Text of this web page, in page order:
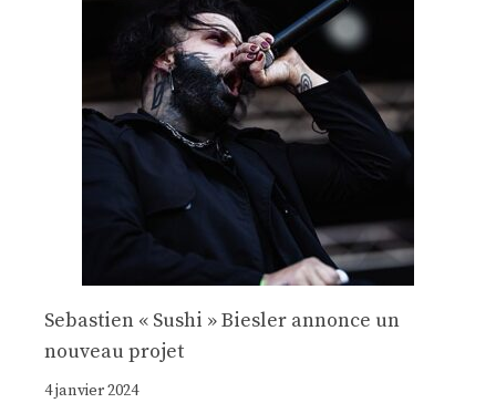
Sebastien « Sushi » Biesler annonce un
nouveau projet
4 janvier 2024